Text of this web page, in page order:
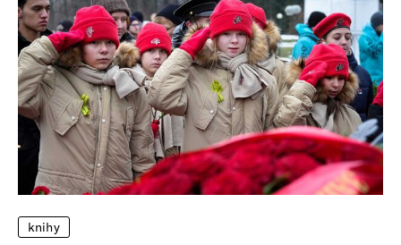
knihy